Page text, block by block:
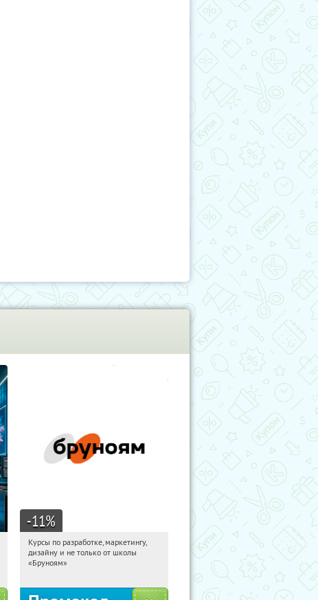
-11%
21:19:58
Получи первым!
Россия
Курсы по разработке, маркетингу,
дизайну и не только от школы
«Бруноям»